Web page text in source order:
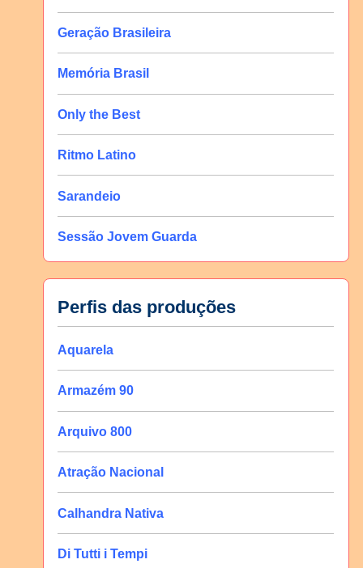
Geração Brasileira
Memória Brasil
Only the Best
Ritmo Latino
Sarandeio
Sessão Jovem Guarda
Perfis das produções
Aquarela
Armazém 90
Arquivo 800
Atração Nacional
Calhandra Nativa
Di Tutti i Tempi